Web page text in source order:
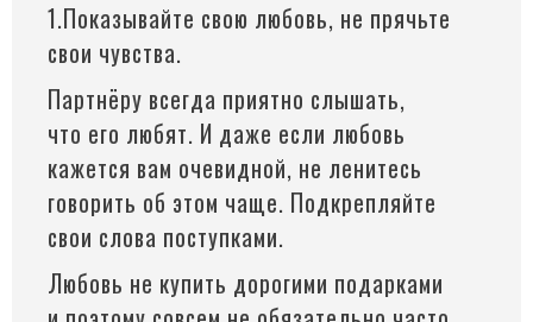
1.Показывайте свою любовь, не прячьте
свои чувства.
Партнёру всегда приятно слышать,
что его любят. И даже если любовь
кажется вам очевидной, не ленитесь
говорить об этом чаще. Подкрепляйте
свои слова поступками.
Любовь не купить дорогими подарками